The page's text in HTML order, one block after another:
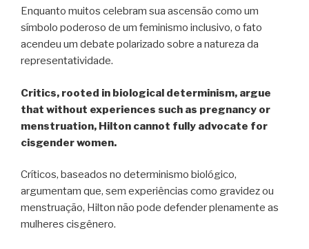
Enquanto muitos celebram sua ascensão como um
símbolo poderoso de um feminismo inclusivo, o fato
acendeu um debate polarizado sobre a natureza da
representatividade.
Critics, rooted in biological determinism, argue
that without experiences such as pregnancy or
menstruation, Hilton cannot fully advocate for
cisgender women.
Críticos, baseados no determinismo biológico,
argumentam que, sem experiências como gravidez ou
menstruação, Hilton não pode defender plenamente as
mulheres cisgênero.